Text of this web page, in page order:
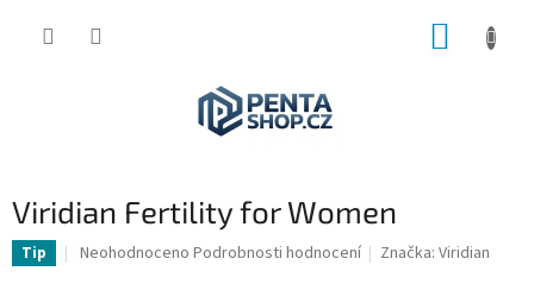
Viridian Fertility for Women
Tip
Průměrné
Neohodnoceno Podrobnosti hodnocení Značka:Viridian